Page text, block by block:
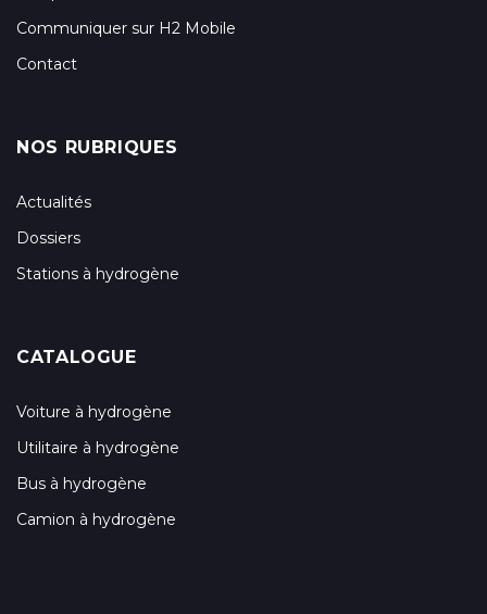
Communiquer sur H2 Mobile
Contact
NOS RUBRIQUES
Actualités
Dossiers
Stations à hydrogène
CATALOGUE
Voiture à hydrogène
Utilitaire à hydrogène
Bus à hydrogène
Camion à hydrogène